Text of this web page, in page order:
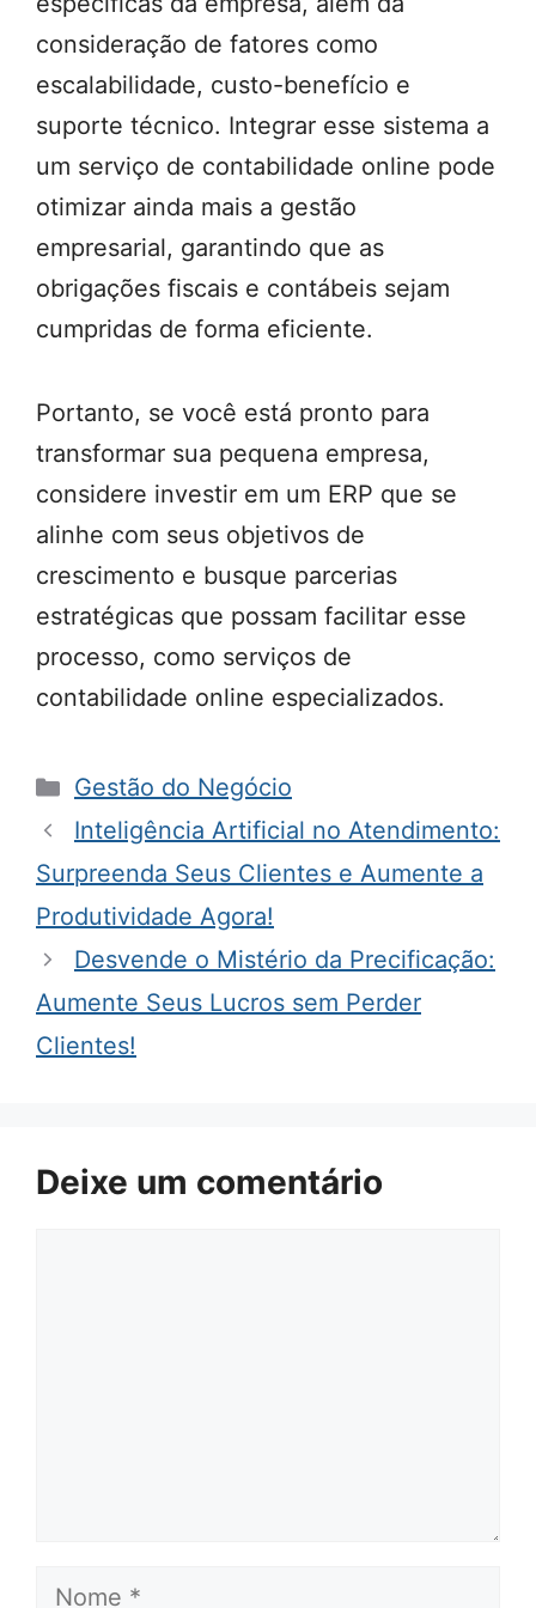
consideração de fatores como
escalabilidade, custo-benefício e
suporte técnico. Integrar esse sistema a
um serviço de contabilidade online pode
otimizar ainda mais a gestão
empresarial, garantindo que as
obrigações fiscais e contábeis sejam
cumpridas de forma eficiente.
Portanto, se você está pronto para
transformar sua pequena empresa,
considere investir em um ERP que se
alinhe com seus objetivos de
crescimento e busque parcerias
estratégicas que possam facilitar esse
processo, como serviços de
contabilidade online especializados.
Categorias
Gestão do Negócio
Inteligência Artificial no Atendimento:
Surpreenda Seus Clientes e Aumente a
Produtividade Agora!
Desvende o Mistério da Precificação:
Aumente Seus Lucros sem Perder
Clientes!
Deixe um comentário
Nome